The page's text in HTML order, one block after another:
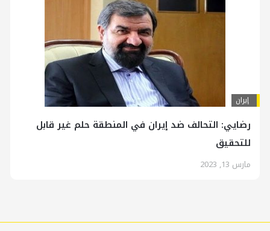
إيران
رضايي: التحالف ضد إيران في المنطقة حلم غير قابل
للتحقيق
مارس 13, 2023